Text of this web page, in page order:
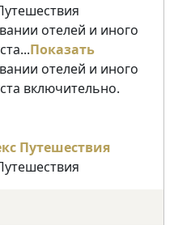
отелей и иного
Показать
отелей и иного
включительно.